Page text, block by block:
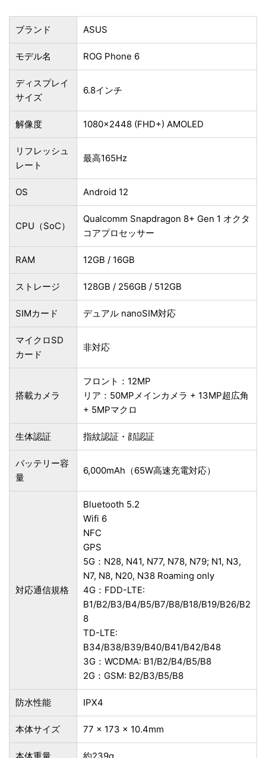
ブランド ASUS
モデル名 ROG Phone 6
ディスプレイ
サイズ
6.8インチ
解像度 1080x2448 (FHD+) AMOLED
リフレッシュ
レート
最高165Hz
OS Android 12
CPU（SoC）
Qualcomm Snapdragon 8+ Gen 1 オクタ
コアプロセッサー
RAM 12GB / 16GB
ストレージ 128GB / 256GB / 512GB
SIMカード デュアル nanoSIM対応
マイクロSD
カード
非対応
搭載カメラ
フロント：12MP
リア：50MPメインカメラ + 13MP超広角
+ 5MPマクロ
生体認証 指紋認証・顔認証
バッテリー容
量
6,000mAh（65W高速充電対応）
対応通信規格
Bluetooth 5.2
Wifi 6
NFC
GPS
5G：N28, N41, N77, N78, N79; N1, N3,
N7, N8, N20, N38 Roaming only
4G：FDD-LTE:
B1/B2/B3/B4/B5/B7/B8/B18/B19/B26/B2
8
TD-LTE:
B34/B38/B39/B40/B41/B42/B48
3G：WCDMA: B1/B2/B4/B5/B8
2G：GSM: B2/B3/B5/B8
防水性能 IPX4
本体サイズ 77 x 173 x 10.4mm